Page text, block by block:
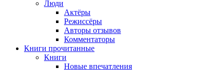
Люди
Актёры
Режиссёры
Авторы отзывов
Комментаторы
Книги прочитанные
Книги
Новые впечатления